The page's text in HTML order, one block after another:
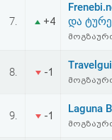
სალიცენზიო
შეთანხმება
7. +4
და
8. -1
9. -1
Laguna